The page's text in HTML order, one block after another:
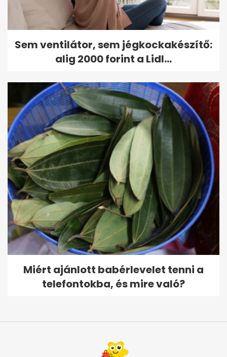
Sem ventilátor, sem jégkockakészítő:
alig 2000 forint a Lidl...
Miért ajánlott babérlevelet tenni a
telefontokba, és mire való?